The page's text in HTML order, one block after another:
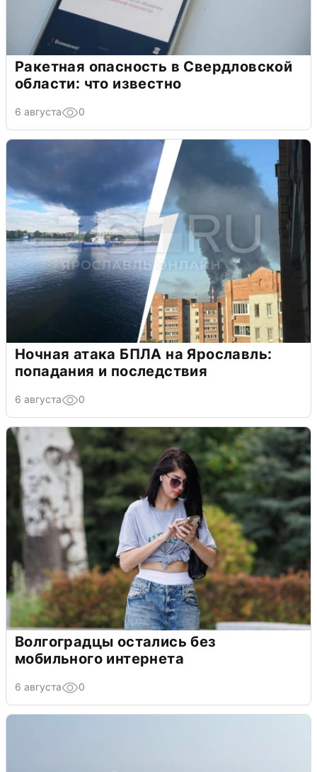
Ракетная опасность в Свердловской
области: что известно
6 августа 0
Ночная атака БПЛА на Ярославль:
попадания и последствия
6 августа 0
Волгоградцы остались без
мобильного интернета
6 августа 0